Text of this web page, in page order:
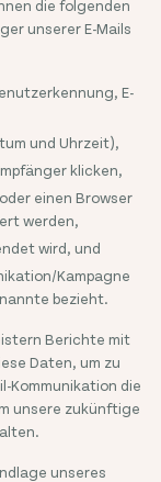
die folgenden
unserer E-Mails
E-
und Uhrzeit),
klicken,
einen Browser
werden,
wird, und
Kampagne
bezieht.
Berichte mit
Daten, um zu
Kommunikation die
unsere zukünftige
unseres